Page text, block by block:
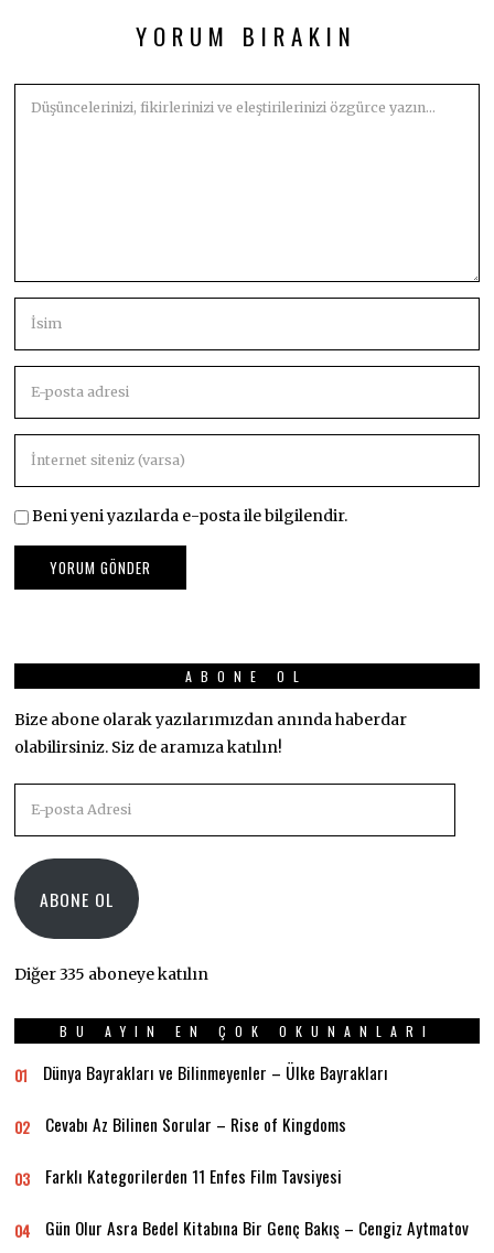
YORUM BIRAKIN
Beni yeni yazılarda e-posta ile bilgilendir.
ABONE OL
Bize abone olarak yazılarımızdan anında haberdar
olabilirsiniz. Siz de aramıza katılın!
posta
ABONE OL
Diğer 335 aboneye katılın
BU AYIN EN ÇOK OKUNANLARI
01 Dünya Bayrakları ve Bilinmeyenler – Ülke Bayrakları
02 Cevabı Az Bilinen Sorular – Rise of Kingdoms
03 Farklı Kategorilerden 11 Enfes Film Tavsiyesi
04 Gün Olur Asra Bedel Kitabına Bir Genç Bakış – Cengiz Aytmatov